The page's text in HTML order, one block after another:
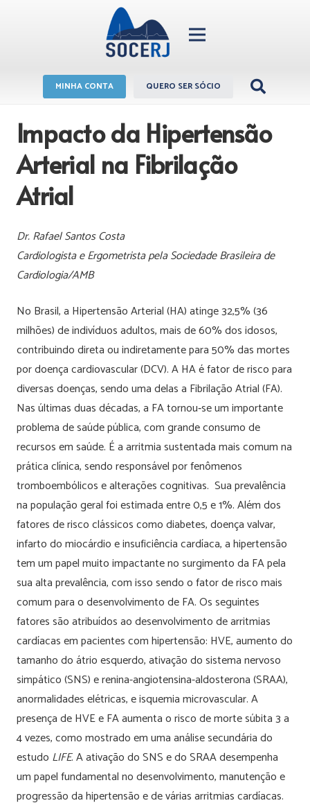
MINHA CONTA QUERO SER SÓCIO
Impacto da Hipertensão
Arterial na Fibrilação
Atrial
Dr. Rafael Santos Costa
Cardiologista e Ergometrista pela Sociedade Brasileira de
Cardiologia/AMB
No Brasil, a Hipertensão Arterial (HA) atinge 32,5% (36
milhões) de indivíduos adultos, mais de 60% dos idosos,
contribuindo direta ou indiretamente para 50% das mortes
por doença cardiovascular (DCV). A HA é fator de risco para
diversas doenças, sendo uma delas a Fibrilação Atrial (FA).
Nas últimas duas décadas, a FA tornou‑se um importante
problema de saúde pública, com grande consumo de
recursos em saúde. É a arritmia sustentada mais comum na
prática clínica, sendo responsável por fenômenos
tromboembólicos e alterações cognitivas. Sua prevalência
na população geral foi estimada entre 0,5 e 1%. Além dos
fatores de risco clássicos como diabetes, doença valvar,
infarto do miocárdio e insuficiência cardíaca, a hipertensão
tem um papel muito impactante no surgimento da FA pela
sua alta prevalência, com isso sendo o fator de risco mais
comum para o desenvolvimento de FA. Os seguintes
fatores são atribuídos ao desenvolvimento de arritmias
cardíacas em pacientes com hipertensão: HVE, aumento do
tamanho do átrio esquerdo, ativação do sistema nervoso
simpático (SNS) e renina-angiotensina-aldosterona (SRAA),
anormalidades elétricas, e isquemia microvascular. A
presença de HVE e FA aumenta o risco de morte súbita 3 a
4 vezes, como mostrado em uma análise secundária do
estudo LIFE. A ativação do SNS e do SRAA desempenha
um papel fundamental no desenvolvimento, manutenção e
progressão da hipertensão e de várias arritmias cardíacas.